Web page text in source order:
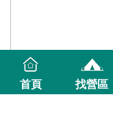
首頁 找營區